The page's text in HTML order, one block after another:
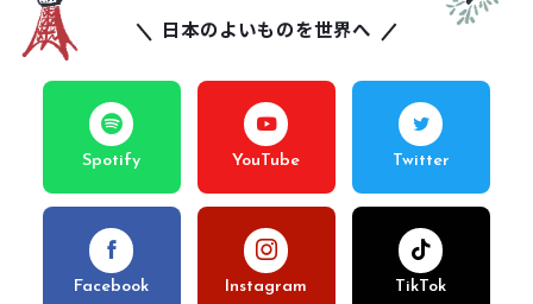
日本のよいものを世界へ
Spotify YouTube Twitter
Facebook Instagram TikTok